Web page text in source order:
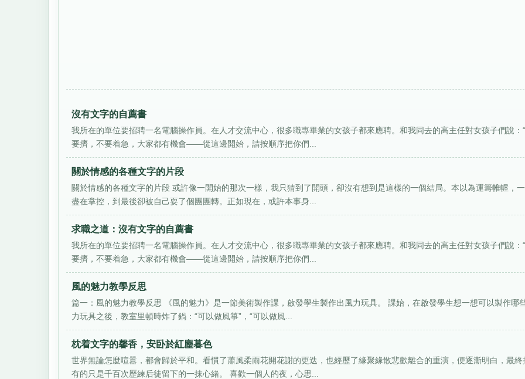
沒有文字的自薦書
我所在的單位要招聘一名電腦操作員。在人才交流中心，很多職專畢業的女孩子都來應聘。和我同去的高主任對女孩子們說：
要擠，不要着急，大家都有機會――從這邊開始，請按順序把你們...
關於情感的各種文字的片段
關於情感的各種文字的片段 或許像一開始的那次一樣，我只猜到了開頭，卻沒有想到是這樣的一個結局。本以為運籌帷幄，
盡在掌控，到最後卻被自己耍了個團團轉。正如現在，或許本事身...
求職之道：沒有文字的自薦書
我所在的單位要招聘一名電腦操作員。在人才交流中心，很多職專畢業的女孩子都來應聘。和我同去的高主任對女孩子們說：
要擠，不要着急，大家都有機會——從這邊開始，請按順序把你們...
風的魅力教學反思
篇一：風的魅力教學反思 《風的魅力》是一節美術製作課，啟發學生製作出風力玩具。 課始，在啟發學生想一想可以製作哪
力玩具之後，教室里頓時炸了鍋：“可以做風箏”，“可以做風...
枕着文字的馨香，安卧於紅塵暮色
世界無論怎麼喧囂，都會歸於平和。看慣了蕭風柔雨花開花謝的更迭，也經歷了緣聚緣散悲歡離合的重演，便逐漸明白，最終
有的只是千百次歷練后徒留下的一抹心緒。 喜歡一個人的夜，心思...